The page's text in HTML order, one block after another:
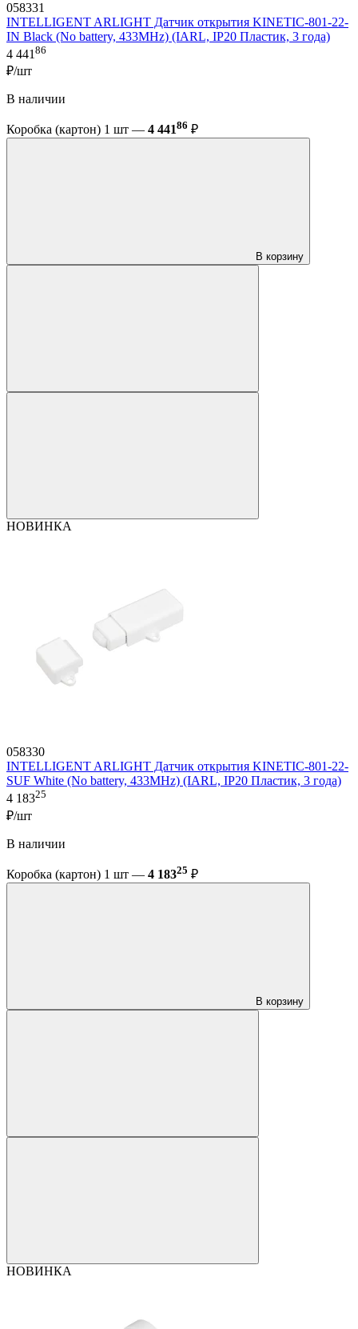
058331
INTELLIGENT ARLIGHT Датчик открытия KINETIC-801-22-
IN Black (No battery, 433MHz) (IARL, IP20 Пластик, 3 года)
4 441 86
₽/шт
В наличии
Коробка (картон) 1 шт — 4 44186 ₽
В корзину
НОВИНКА
058330
INTELLIGENT ARLIGHT Датчик открытия KINETIC-801-22-
SUF White (No battery, 433MHz) (IARL, IP20 Пластик, 3 года)
4 18325
₽/шт
В наличии
Коробка (картон) 1 шт — 4 18325 ₽
В корзину
НОВИНКА